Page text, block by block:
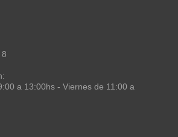
a 13:00hs - Viernes de 11:00 a